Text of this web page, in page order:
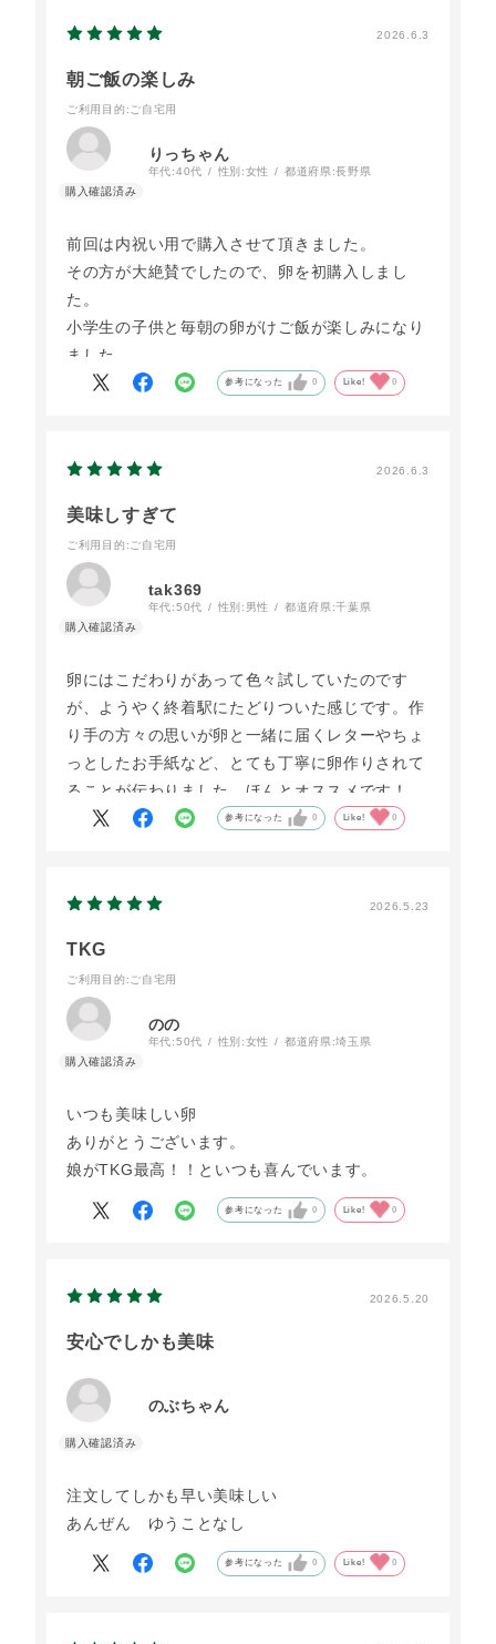
2026.6.3
朝ご飯の楽しみ
ご利用目的 :ご自宅用
りっちゃん
年代:40代 性別:女性 都道府県:長野県
前回は内祝い用で購入させて頂きました。
その方が大絶賛でしたので、卵を初購入しまし
た。
小学生の子供と毎朝の卵がけご飯が楽しみになり
ました。
また購入させて頂きます。
参考になった 0 Like! 0
2026.6.3
美味しすぎて
ご利用目的 :ご自宅用
tak369
年代:50代 性別: 男性 都道府県:千葉県
卵にはこだわりがあって色々試していたのです
が、ようやく終着駅にたどりついた感じです。作
り手の方々の思いが卵と一緒に届くレターやちょ
っとしたお手紙など、とても丁寧に卵作りされて
ることが伝わりました。ほんとオススメです！
参考になった 0 Like! 0
2026.5.23
TKG
ご利用目的 :ご自宅用
のの
年代:50代 性別:女性 都道府県:埼玉県
いつも美味しい卵
ありがとうございます。
娘がTKG最高！！といつも喜んでいます。
参考になった 0 Like! 0
2026.5.20
安心でしかも美味
のぶちゃん
注文してしかも早い美味しい
あんぜん ゆうことなし
参考になった 0 Like! 0